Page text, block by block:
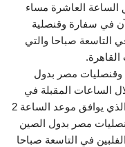
الساعة العاشرة مساء
في سفارة وقنصلية
التاسعة صباحا والتي
وقنصليات مصر بدول
الساعات المقبلة في
التاسعة صباحا حسب توقيت هذه الدول والذي يوافق موعد الساعة 2
مصر بدول الصين
في التاسعة صباحا